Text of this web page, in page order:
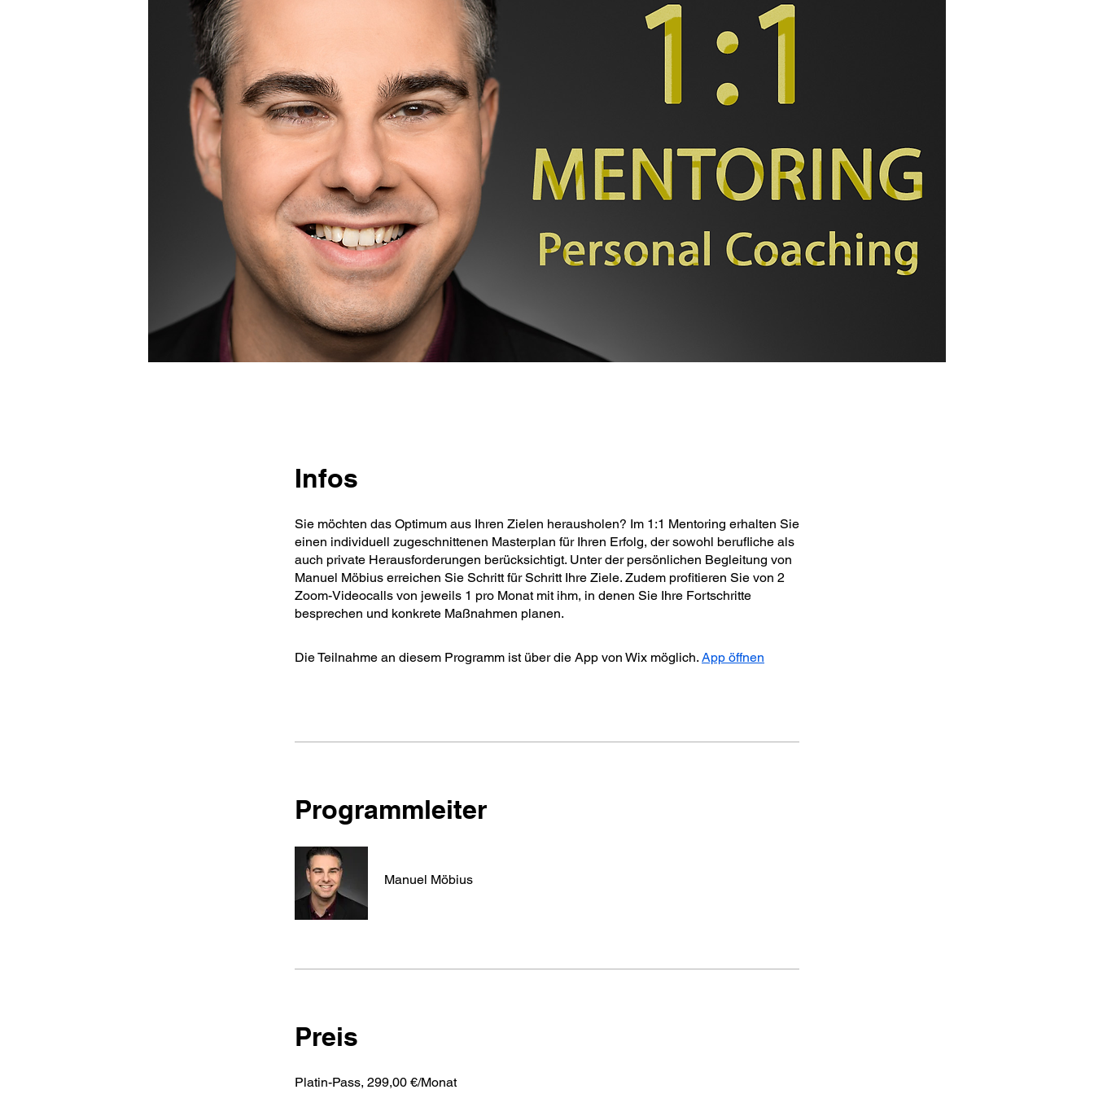
Infos
Sie möchten das Optimum aus Ihren Zielen herausholen? Im 1:1 Mentoring erhalten Sie
einen individuell zugeschnittenen Masterplan für Ihren Erfolg, der sowohl berufliche als
auch private Herausforderungen berücksichtigt. Unter der persönlichen Begleitung von
Manuel Möbius erreichen Sie Schritt für Schritt Ihre Ziele. Zudem profitieren Sie von 2
Zoom-Videocalls von jeweils 1 pro Monat mit ihm, in denen Sie Ihre Fortschritte
besprechen und konkrete Maßnahmen planen.
Die Teilnahme an diesem Programm ist über die App von Wix möglich. App öffnen
Programmleiter
Manuel Möbius
Preis
Platin-Pass, 299,00 €/Monat